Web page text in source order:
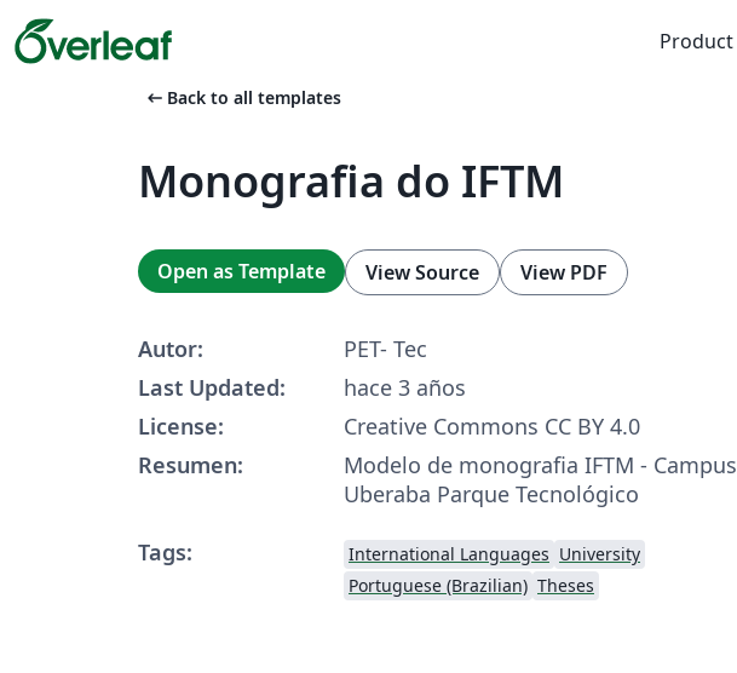
Product
arrow_left_alt Back to all templates
Monografia do IFTM
Open as Template View Source View PDF
Autor:
PET- Tec
Last Updated:
hace 3 años
License:
Creative Commons CC BY 4.0
Resumen:
Modelo de monografia IFTM - Campus
Uberaba Parque Tecnológico
Tags:
International Languages University
Portuguese (Brazilian) Theses